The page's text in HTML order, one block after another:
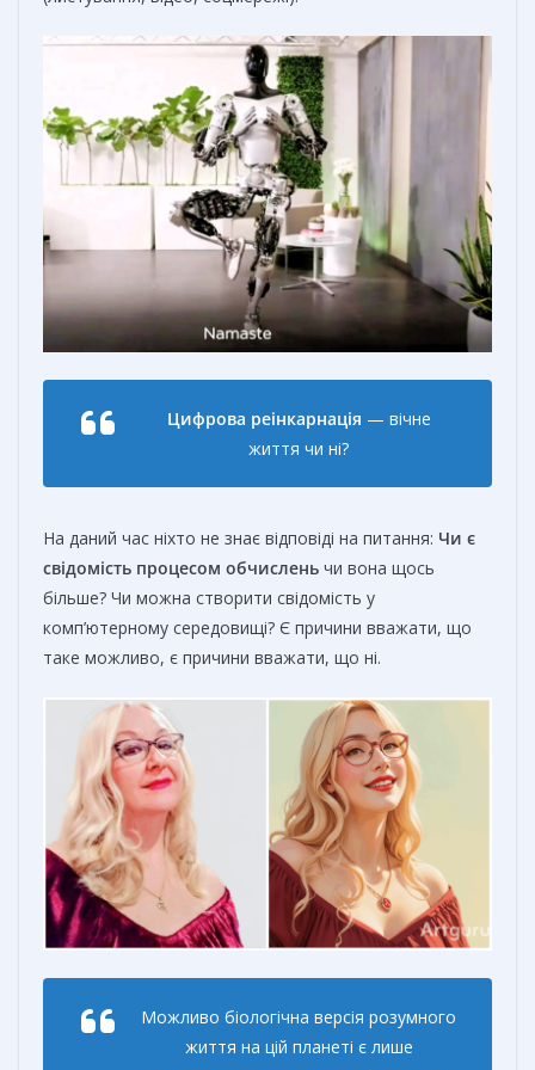
Цифрова реінкарнація — вічне
життя чи ні?
На даний час ніхто не знає відповіді на питання: Чи є
свідомість процесом обчислень чи вона щось
більше? Чи можна створити свідомість у
комп’ютерному середовищі? Є причини вважати, що
таке можливо, є причини вважати, що ні.
Можливо біологічна версія розумного
життя на цій планеті є лише